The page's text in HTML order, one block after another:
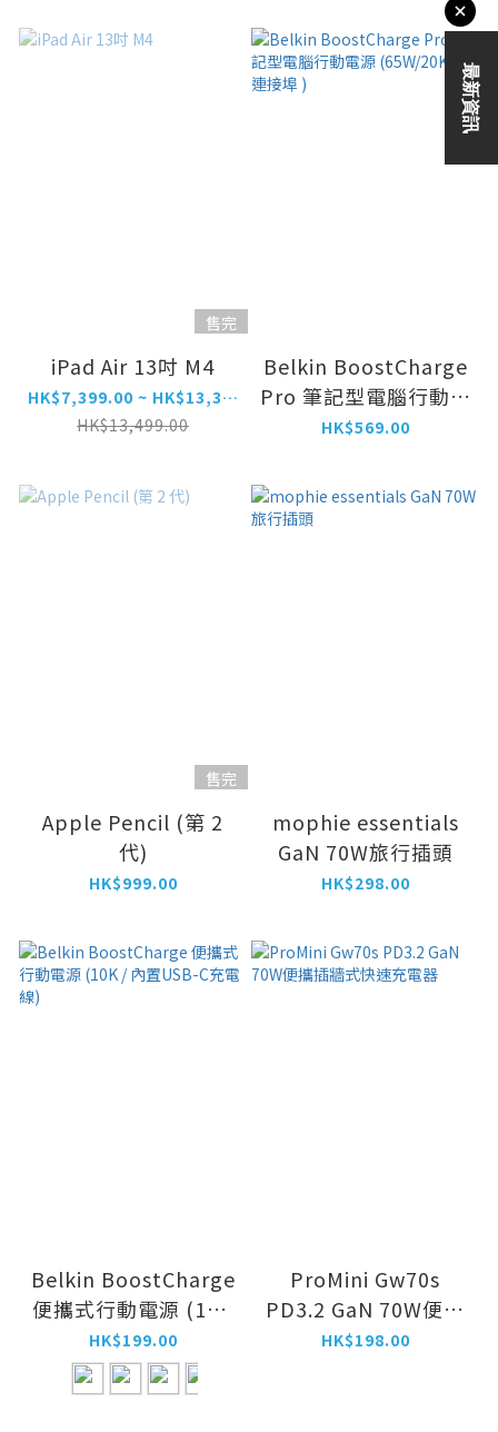
售完
iPad Air 13吋 M4
HK$7,399.00 ~ HK$13,399.00
HK$13,499.00
Belkin BoostCharge
Pro 筆記型電腦行動電
源 (65W/20K /3連接
HK$569.00
售完
Apple Pencil (第 2
代)
HK$999.00
mophie essentials
GaN 70W旅行插頭
HK$298.00
Belkin BoostCharge
便攜式行動電源 (10K
/ 內置USB-C充電線)
HK$199.00
ProMini Gw70s
PD3.2 GaN 70W便攜
插牆式快速充電器
HK$198.00